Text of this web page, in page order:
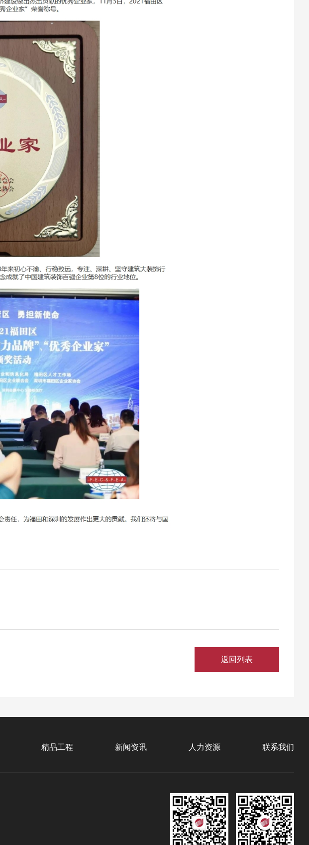
返回列表
精品工程 新闻资讯 人力资源 联系我们